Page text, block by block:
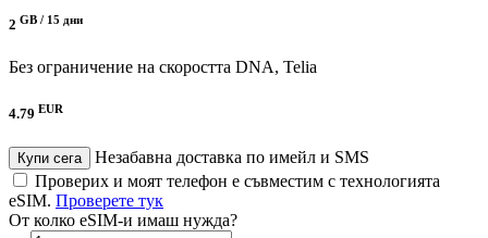
2 GB / 15 дни
Без ограничение на скоростта DNA, Telia
4.79 EUR
Купи сега
Незабавна доставка по имейл и SMS
Проверих и моят телефон е съвместим с технологията
eSIM. Проверете тук
От колко eSIM-и имаш нужда?